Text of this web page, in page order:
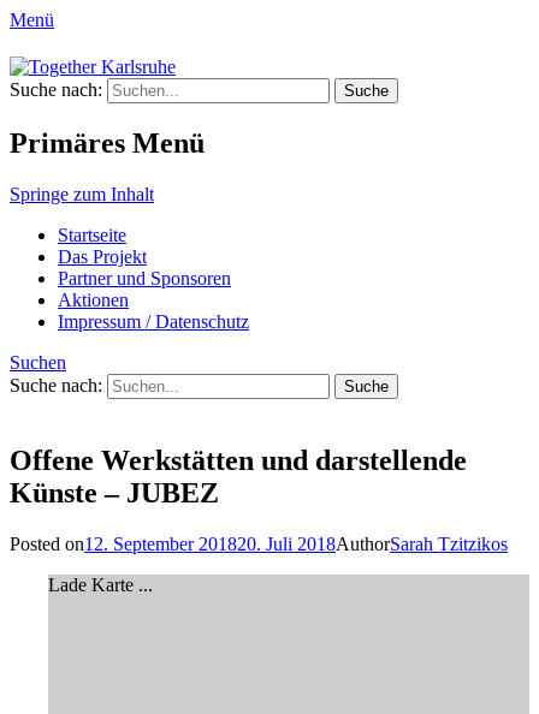
Menü
Together Karlsruhe
Integration von jungen Menschen mit
Fluchterfahrung und
Migrationshintergrund
Suche nach:
Primäres Menü
Springe zum Inhalt
Startseite
Das Projekt
Partner und Sponsoren
Aktionen
Impressum / Datenschutz
Suchen
Suche nach:
Offene Werkstätten und darstellende
Künste – JUBEZ
Posted on12. September 201820. Juli 2018AuthorSarah Tzitzikos
Lade Karte ...